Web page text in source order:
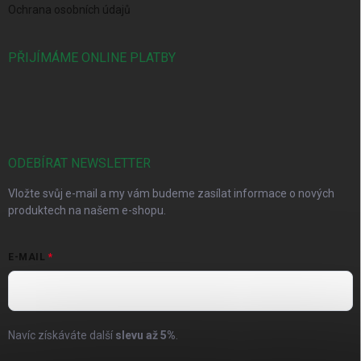
Ochrana osobních údajů
PŘIJÍMÁME ONLINE PLATBY
ODEBÍRAT NEWSLETTER
Vložte svůj e-mail a my vám budeme zasílat informace o nových
produktech na našem e-shopu.
E-MAIL
Navíc získáváte další slevu až5%